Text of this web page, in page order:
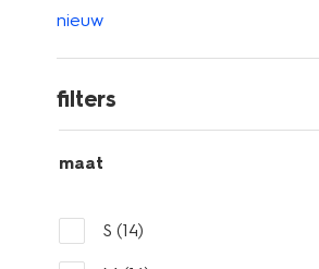
nieuw
filters
maat
S (14)